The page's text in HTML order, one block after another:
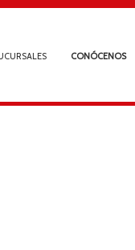
CONÓCENOS